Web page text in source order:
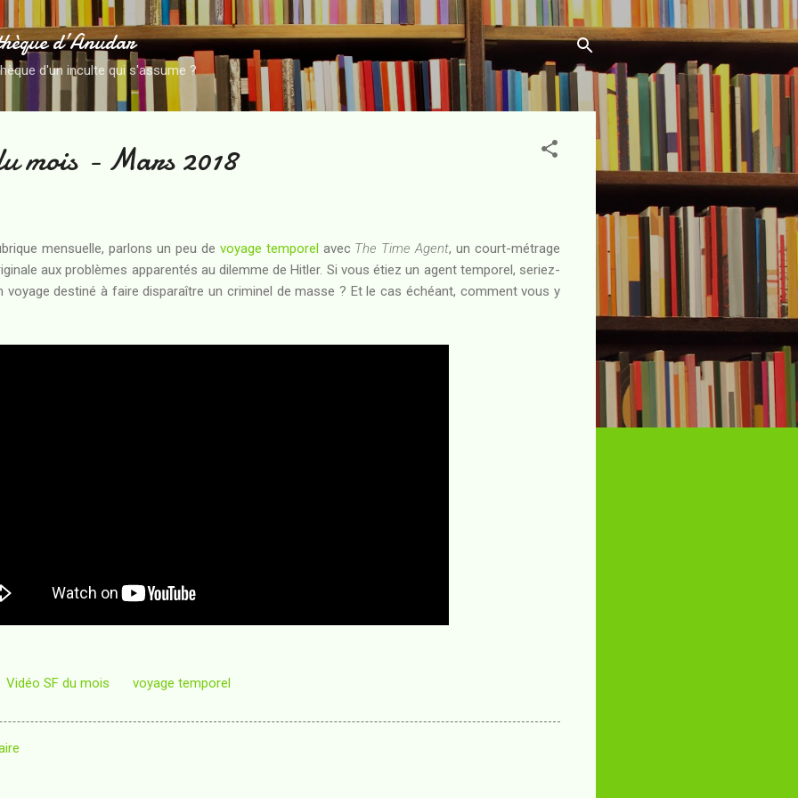
Accéder au contenu principal
d’Anudar
d'un inculte qui s'assume ?
mois - Mars 2018
mensuelle, parlons un peu de voyage temporel avec The Time Agent, un court-métrage
aux problèmes apparentés au dilemme de Hitler. Si vous étiez un agent temporel, seriez-
voyage destiné à faire disparaître un criminel de masse ? Et le cas échéant, comment vous y
Vidéo SF du mois voyage temporel